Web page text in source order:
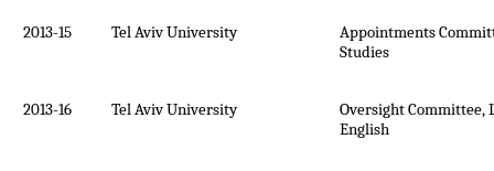
2013-15 Tel Aviv University
Appointments
Studies
2013-16 Tel Aviv University
Oversight Committee,
English